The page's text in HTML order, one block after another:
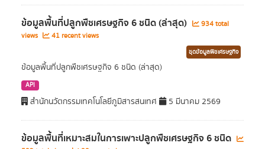
ข้อมูลพื้นที่ปลูกพืชเศรษฐกิจ 6 ชนิด (ล่าสุด)
934 total
views
41 recent views
ชุดข้อมูลพืชเศรษฐกิจ
ข้อมูลพื้นที่ปลูกพืชเศรษฐกิจ 6 ชนิด (ล่าสุด)
API
สำนักนวัตกรรมเทคโนโลยีภูมิสารสนเทศ 5 มีนาคม 2569
ข้อมูลพื้นที่เหมาะสมในการเพาะปลูกพืชเศรษฐกิจ 6 ชนิด